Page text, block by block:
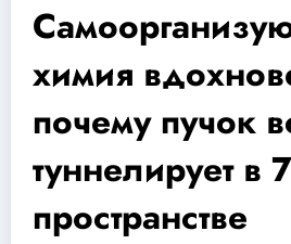
химия
почему пучок
туннелирует в
пространстве